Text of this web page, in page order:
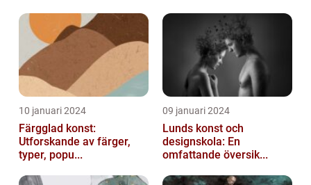
10 januari 2024
Färgglad konst:
Utforskande av färger,
typer, popu...
09 januari 2024
Lunds konst och
designskola: En
omfattande översik...